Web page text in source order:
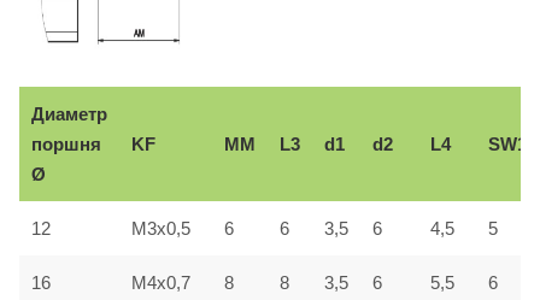
Диаметр
поршня
Ø
KF ММ L3 d1 d2 L4 SW1
12 M3x0,5 6 6 3,5 6 4,5 5
16 M4x0,7 8 8 3,5 6 5,5 6